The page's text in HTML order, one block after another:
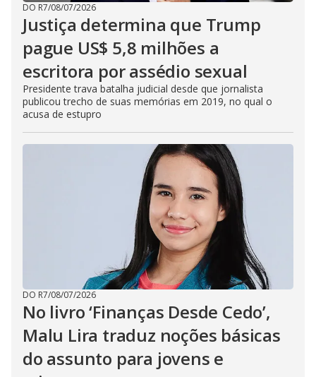
DO R7/08/07/2026
Justiça determina que Trump
pague US$ 5,8 milhões a
escritora por assédio sexual
Presidente trava batalha judicial desde que jornalista
publicou trecho de suas memórias em 2019, no qual o
acusa de estupro
DO R7/08/07/2026
No livro ‘Finanças Desde Cedo’,
Malu Lira traduz noções básicas
do assunto para jovens e